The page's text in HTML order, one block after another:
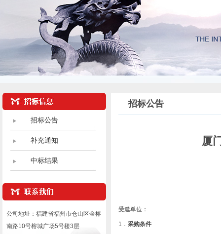
招标公告
补充通知
中标结果
公司地址：福建省福州市仓山区金榕
南路10号榕城广场5号楼3层
招标公告
厦
受邀单位：
1． 采购条件